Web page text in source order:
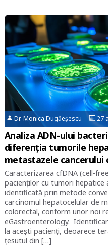
Dr. Monica Dugăeșescu 27
Analiza ADN-ului
diferenția tumorile
metastazele cancerului
Caracterizarea cfDNA (cell-
pacienților cu tumori
identificată prin metode
carcinomul hepatocelular de
colorectal, conform unor noi
eGastroenterology.
la acești pacienți, deoarece
țesutul din […]